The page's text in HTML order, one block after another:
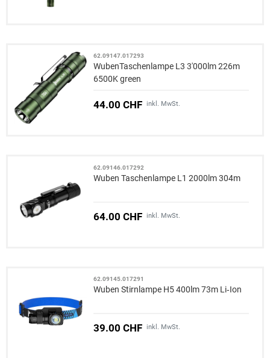
62.09147.017293
WubenTaschenlampe L3 3'000lm 226m
6500K green
44.00 CHF inkl. MwSt.
62.09146.017292
Wuben Taschenlampe L1 2000lm 304m
64.00 CHF inkl. MwSt.
62.09145.017291
Wuben Stirnlampe H5 400lm 73m Li‑Ion
39.00 CHF inkl. MwSt.